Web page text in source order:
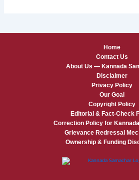
Home
Contact Us
About Us — Kannada
Disclaimer
Privacy Policy
Our Goal
Copyright Policy
Editorial & Fact-Check
Correction Policy for
Grievance Redressal
Ownership & Funding